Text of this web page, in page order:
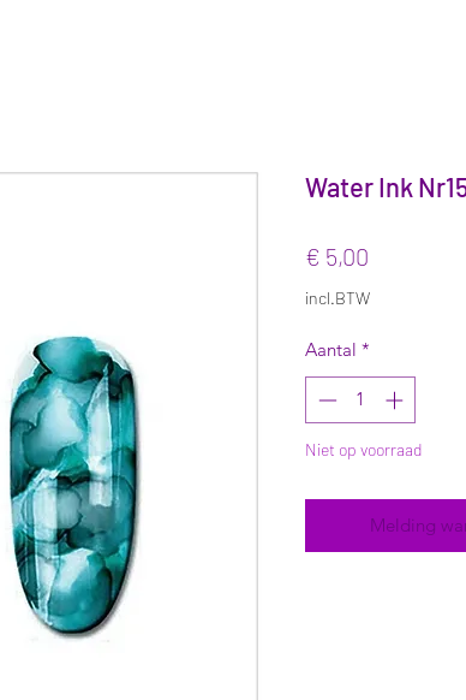
Water Ink
€ 5,00
incl.BTW
Aantal *
Niet op voorraad
Melding